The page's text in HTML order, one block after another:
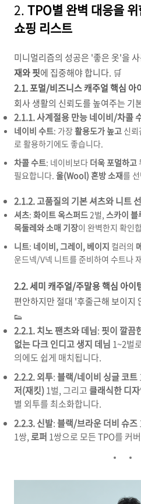
2.TPO별 완벽 대응을
쇼핑 리스트
미니멀리즘의 성공은 '좋은 옷'을
재와 핏에 집중해야 합니다. 🛒
2.1. 포멀/비즈니스 캐주얼 핵심 아
회사 생활의 신뢰도를 높여주는 기
2.1.1. 사계절용 만능 네이비/차콜
네이비 수트: 가장활용도가 높고 신
로 활용하기에도 좋습니다.
차콜 수트: 네이비보다 더욱 포멀하고
필요합니다. 울(Wool) 혼방 소재를
2.1.2. 고품질의 기본 셔츠와 니트
셔츠: 화이트 옥스퍼드2벌, 스카이 블
목둘레와 소매 기장이 완벽한지 확인
니트: 네이비, 그레이, 베이지 컬러의
운드넥/V넥 니트를 준비하여 수트나
2.2. 세미 캐주얼/주말용 핵심 아이
편안하지만 절대 '후줄근해 보이지
👟
2.2.1. 치노 팬츠와 데님: 핏이 깔끔
없는 다크 인디고 생지 데님 1~2벌
의에도 쉽게 매치됩니다.
2.2.2. 외투:블랙/네이비 싱글 코트
저(재킷)1벌, 그리고클래식한 디
별 외투를 최소화합니다.
2.2.3. 신발:블랙/브라운 더비 슈즈
1쌍,로퍼 1쌍으로 모든 TPO를 커